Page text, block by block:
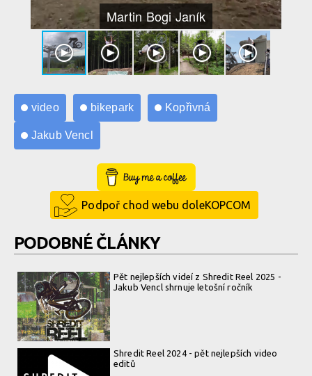
Martin Bogi Janík
video bikepark Kopřivná
Jakub Vencl
Buy Me a Coffee
Podpoř chod webu doleKOPCOM
PODOBNÉ ČLÁNKY
Pět nejlepších videí z Shredit Reel 2025 -
Jakub Vencl shrnuje letošní ročník
Shredit Reel 2024 - pět nejlepších video
editů